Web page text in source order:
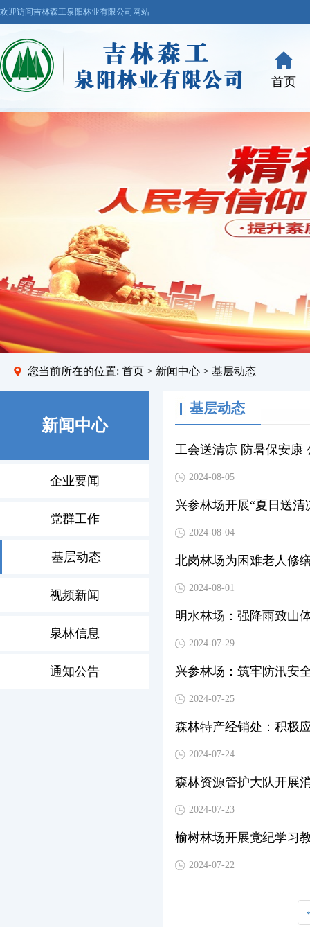
欢迎访问吉林森工泉阳林业有限公司网站
首页
您当前所在的位置: 首页 > 新闻中心 > 基层动态
新闻中心
企业要闻
党群工作
基层动态
视频新闻
泉林信息
通知公告
基层动态
工会送清凉 防暑保安康
2024-08-05
兴参林场开展“夏日送清
2024-08-04
北岗林场为困难老人修
2024-08-01
明水林场：强降雨致山
2024-07-29
兴参林场：筑牢防汛安
2024-07-25
森林特产经销处：积极
2024-07-24
森林资源管护大队开展
2024-07-23
榆树林场开展党纪学习
2024-07-22